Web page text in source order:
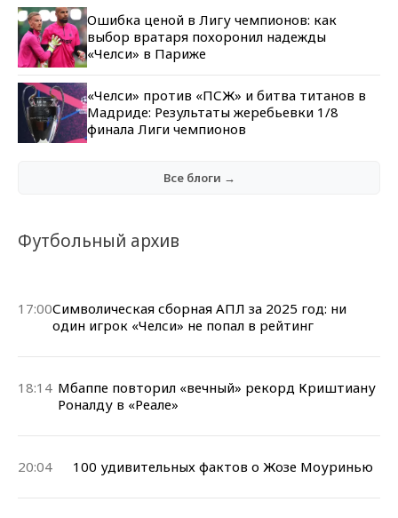
Ошибка ценой в Лигу чемпионов: как
выбор вратаря похоронил надежды
«Челси» в Париже
«Челси» против «ПСЖ» и битва титанов в
Мадриде: Результаты жеребьевки 1/8
финала Лиги чемпионов
Все блоги →
Футбольный архив
17:00Символическая сборная АПЛ за 2025 год: ни
один игрок «Челси» не попал в рейтинг
18:14 Мбаппе повторил «вечный» рекорд Криштиану
Роналду в «Реале»
20:04 100 удивительных фактов о Жозе Моуринью